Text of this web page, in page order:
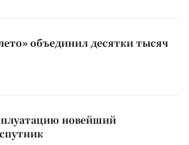
объединил десятки тысяч
новейший